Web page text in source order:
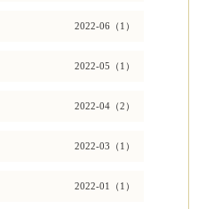
2022-06（1）
2022-05（1）
2022-04（2）
2022-03（1）
2022-01（1）